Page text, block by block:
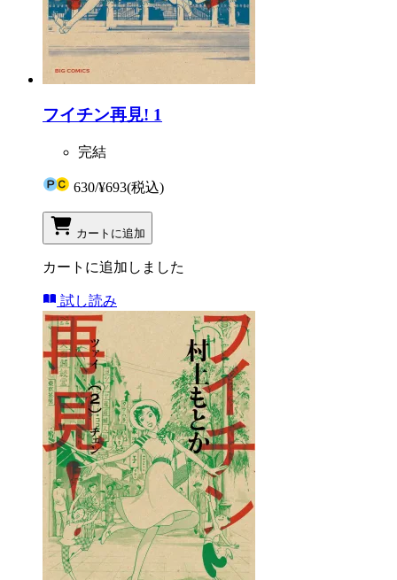
フイチン再見! 1
完結
630/¥693(税込)
カートに追加
カートに追加しました
試し読み